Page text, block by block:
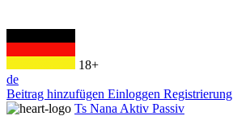
18+
de
Beitrag hinzufügen Einloggen Registrierung
Ts Nana Aktiv Passiv